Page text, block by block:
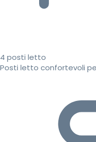
4 posti letto
Posti letto confortevoli